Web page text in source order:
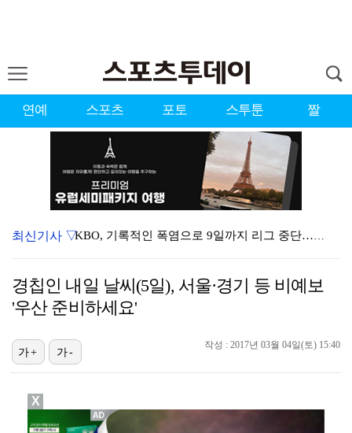
연예 스포츠 포토 스투툰 짤
KBO, 기록적인 폭염으로 9일까지 리그 중단…내달 6…
이강인, 드디어 아틀레티코 선수단과 만났다…시메오네 감…
"우산으로 때려"vs"그런 적 없다"…23기 부부 엇갈…
청문회부터 압수수색·심판 성접대 의혹까지…월드컵 탈락이…
최신기사 ▽
경칩인 내일 날씨(5일), 서울·경기 등 비예보
'우산 준비하세요'
작성 : 2017년 03월 04일(토) 15:40
가+ 가-
X